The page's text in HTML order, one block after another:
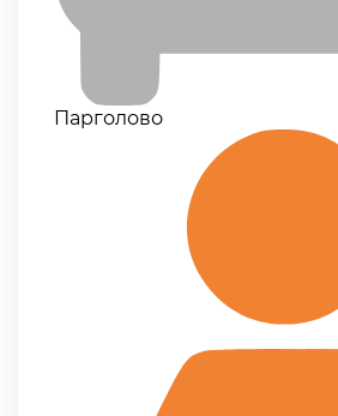
Парголово